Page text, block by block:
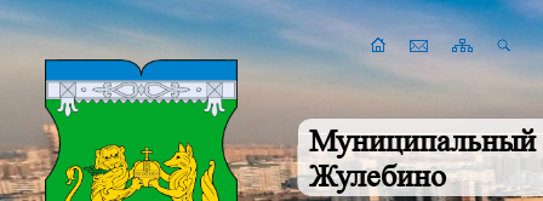
Муниципальный
Жулебино